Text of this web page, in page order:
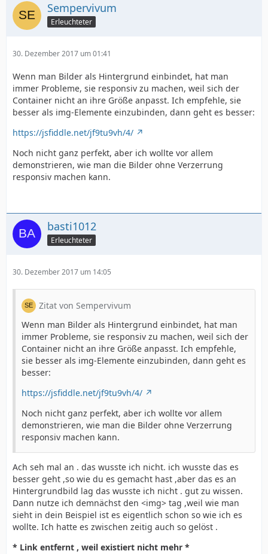
Sempervivum
Erleuchteter
30. Dezember 2017 um 01:41
Wenn man Bilder als Hintergrund einbindet, hat man
immer Probleme, sie responsiv zu machen, weil sich der
Container nicht an ihre Größe anpasst. Ich empfehle, sie
besser als img-Elemente einzubinden, dann geht es besser:
https://jsfiddle.net/jf9tu9vh/4/
Noch nicht ganz perfekt, aber ich wollte vor allem
demonstrieren, wie man die Bilder ohne Verzerrung
responsiv machen kann.
basti1012
Erleuchteter
30. Dezember 2017 um 14:05
Zitat von Sempervivum
Wenn man Bilder als Hintergrund einbindet, hat man
immer Probleme, sie responsiv zu machen, weil sich der
Container nicht an ihre Größe anpasst. Ich empfehle,
sie besser als img-Elemente einzubinden, dann geht es
besser:
https://jsfiddle.net/jf9tu9vh/4/
Noch nicht ganz perfekt, aber ich wollte vor allem
demonstrieren, wie man die Bilder ohne Verzerrung
responsiv machen kann.
Ach seh mal an . das wusste ich nicht. ich wusste das es
besser geht ,so wie du es gemacht hast ,aber das es an
Hintergrundbild lag das wusste ich nicht . gut zu wissen.
Dann nutze ich demnächst den <img> tag ,weil wie man
sieht in dein Beispiel ist es eigentlich schon so wie ich es
wollte. Ich hatte es zwischen zeitig auch so gelöst .
* Link entfernt , weil existiert nicht mehr *